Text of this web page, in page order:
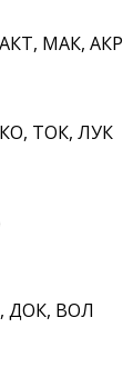
МАК, АКР
ТОК, ЛУК
ДОК, ВОЛ